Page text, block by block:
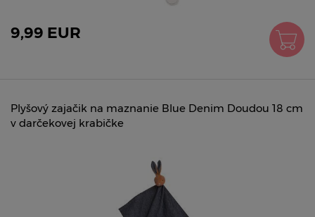
9,99 EUR
Plyšový zajačik na maznanie Blue Denim Doudou 18 cm
v darčekovej krabičke